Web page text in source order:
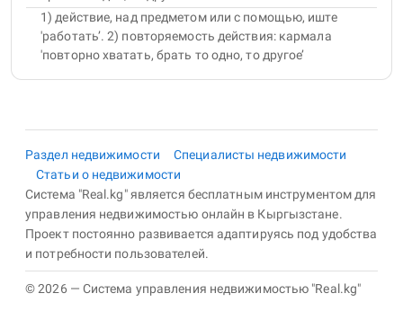
1) действие, над предметом или с помощью, иште
'работать’. 2) повторяемость действия: кармала
'повторно хватать, брать то одно, то другое’
Раздел недвижимости
Специалисты недвижимости
Статьи о недвижимости
Система "Real.kg" является бесплатным инструментом для
управления недвижимостью онлайн в Кыргызстане.
Проект постоянно развивается адаптируясь под удобства
и потребности пользователей.
© 2026 — Система управления недвижимостью "Real.kg"